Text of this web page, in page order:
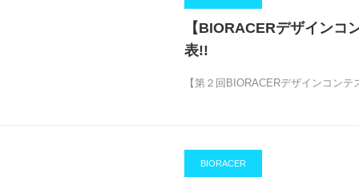
【BIORACERデザインコ
表!!
【第２回BIORACERデザインコン
BIORACER